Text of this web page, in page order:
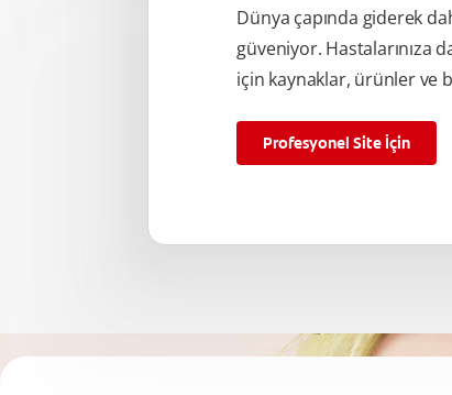
Dünya çapında giderek
güveniyor. Hastalarınıza
için kaynaklar, ürünler ve
Profesyonel Site İçin